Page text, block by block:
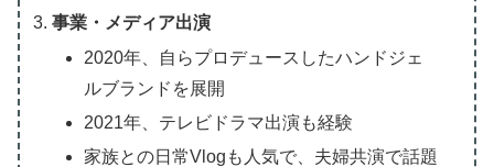
事業・メディア出演
2020年、自らプロデュースしたハンドジェ
ルブランドを展開
2021年、テレビドラマ出演も経験
家族との日常Vlogも人気で、夫婦共演で話題